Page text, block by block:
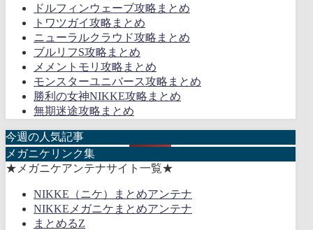
ドルフィンウェーブ攻略まとめ
トワツガイ攻略まとめ
ニューラルクラウド攻略まとめ
ブルリフS攻略まとめ
メメントモリ攻略まとめ
モンスターユニバース攻略まとめ
勝利の女神NIKKE攻略まとめ
無期迷途攻略まとめ
今週の人気記事
メガニケリンク集
★メガニケアンテナサイト一覧★
NIKKE（ニケ）まとめアンテナ
NIKKEメガニケまとめアンテナ
まとめるZ